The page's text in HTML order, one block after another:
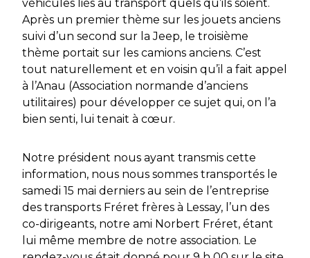
véhicules liés au transport quels qu’ils soient.
Après un premier thème sur les jouets anciens
suivi d’un second sur la Jeep, le troisième
thème portait sur les camions anciens. C’est
tout naturellement et en voisin qu’il a fait appel
à l’Anau (Association normande d’anciens
utilitaires) pour développer ce sujet qui, on l’a
bien senti, lui tenait à cœur.
Notre président nous ayant transmis cette
information, nous nous sommes transportés le
samedi 15 mai derniers au sein de l’entreprise
des transports Fréret frères à Lessay, l’un des
co-dirigeants, notre ami Norbert Fréret, étant
lui même membre de notre association. Le